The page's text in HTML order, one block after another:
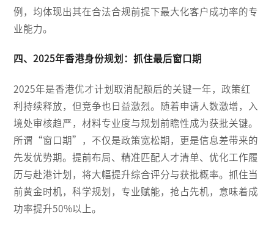
例，均体现出其在合法合规前提下最大化客户成功率的专
业能力。
四、2025年香港身份规划：抓住最后窗口期
2025年是香港优才计划取消配额后的关键一年，政策红
利持续释放，但竞争也日益激烈。随着申请人数激增，入
境处审核趋严，材料专业度与规划前瞻性成为获批关键。
所谓“窗口期”，不仅是政策宽松期，更是信息差带来的
先发优势期。提前布局、精准匹配人才清单、优化工作履
历与赴港计划，将大幅提升综合评分与获批概率。抓住当
前黄金时机，科学规划，专业赋能，抢占先机，意味着成
功率提升50%以上。